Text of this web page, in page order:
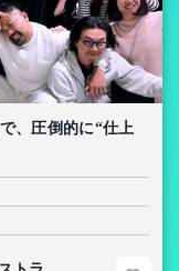
、圧倒的に“仕上